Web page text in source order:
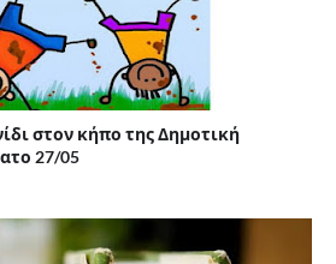
στον κήπο της Δημοτική
27/05